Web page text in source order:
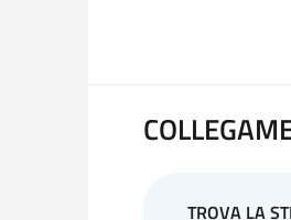
TROVA LA